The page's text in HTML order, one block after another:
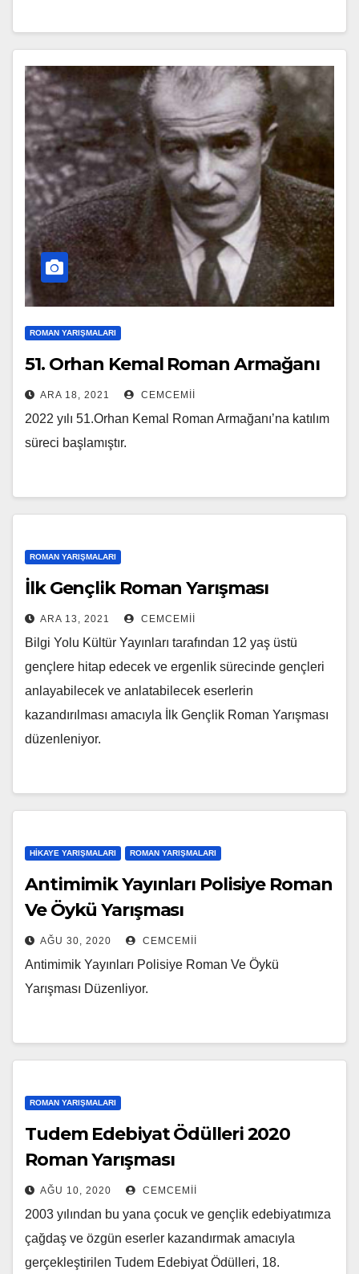
ROMAN YARIŞMALARI
51. Orhan Kemal Roman Armağanı
ARA 18, 2021 CEMCEMII
2022 yılı 51.Orhan Kemal Roman Armağanı’na katılım
süreci başlamıştır.
ROMAN YARIŞMALARI
İlk Gençlik Roman Yarışması
ARA 13, 2021 CEMCEMII
Bilgi Yolu Kültür Yayınları tarafından 12 yaş üstü
gençlere hitap edecek ve ergenlik sürecinde gençleri
anlayabilecek ve anlatabilecek eserlerin
kazandırılması amacıyla İlk Gençlik Roman Yarışması
düzenleniyor.
HIKAYE YARIŞMALARI ROMAN YARIŞMALARI
Antimimik Yayınları Polisiye Roman
Ve Öykü Yarışması
AĞU 30, 2020 CEMCEMII
Antimimik Yayınları Polisiye Roman Ve Öykü
Yarışması Düzenliyor.
ROMAN YARIŞMALARI
Tudem Edebiyat Ödülleri 2020
Roman Yarışması
AĞU 10, 2020 CEMCEMII
2003 yılından bu yana çocuk ve gençlik edebiyatımıza
çağdaş ve özgün eserler kazandırmak amacıyla
gerçekleştirilen Tudem Edebiyat Ödülleri, 18.